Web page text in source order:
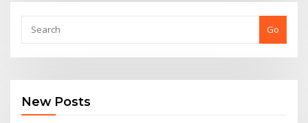
Go
New Posts